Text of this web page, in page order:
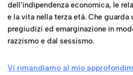
dell’indipendenza economica, le
e la vita nella terza età. Che guarda
pregiudizi ed emarginazione in
razzismo e dal sessismo.
Vi rimandiamo al mio